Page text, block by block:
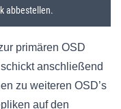
primären OSD
anschließend
zu weiteren OSD’s
auf den